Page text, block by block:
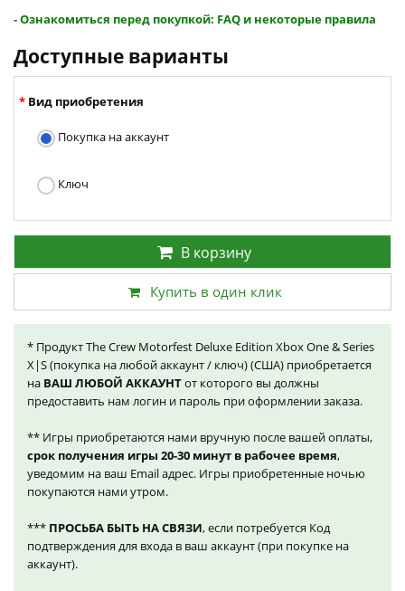
- Ознакомиться перед покупкой: FAQ и некоторые правила
Доступные варианты
Вид приобретения
Покупка на аккаунт
Ключ
В корзину
Купить в один клик
* Продукт The Crew Motorfest Deluxe Edition Xbox One & Series
X|S (покупка на любой аккаунт / ключ) (США) приобретается
на ВАШ ЛЮБОЙ АККАУНТот которого вы должны
предоставить нам логин и пароль при оформлении заказа.
** Игры приобретаются нами вручную после вашей оплаты,
срок получения игры 20-30 минут в рабочее время,
уведомим на ваш Email адрес. Игры приобретенные ночью
покупаются нами утром.
*** ПРОСЬБА БЫТЬ НА СВЯЗИ, если потребуется Код
подтверждения для входа в ваш аккаунт (при покупке на
аккаунт).